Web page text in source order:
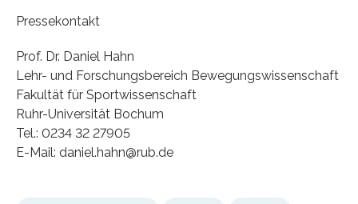
Pressekontakt
Prof. Dr. Daniel Hahn
Lehr- und Forschungsbereich Bewegungswissenschaft
Fakultät für Sportwissenschaft
Ruhr-Universität Bochum
Tel.: 0234 32 27905
E-Mail: daniel.hahn@rub.de